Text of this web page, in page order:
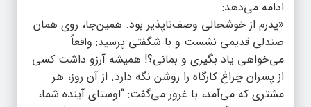
ادامه می‌دهد:
«پدرم از خوشحالی وصف‌ناپذیر بود. همین‌جا، روی همان
صندلی قدیمی نشست و با شگفتی پرسید: واقعاً
می‌خواهی یاد بگیری و بمانی؟! همیشه آرزو داشت کسی
از پسران چراغ کارگاه را روشن نگه دارد. از آن روز، هر
مشتری که می‌آمد، با غرور می‌گفت: “اوستای آینده شما،